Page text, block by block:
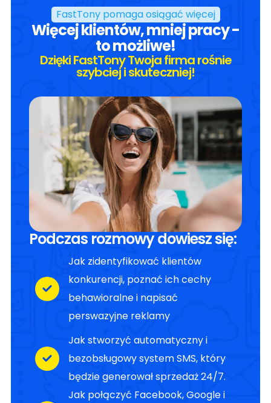
FastTony pomaga osiągać więcej
Więcej klientów, mniej pracy -
to możliwe!
Dzięki FastTony Twoja firma rośnie
szybciej i skuteczniej!
Podczas rozmowy dowiesz się:
Jak zidentyfikować klientów
konkurencji, poznać ich cechy
behawioralne i napisać
perswazyjne reklamy
Jak stworzyć automatyczny i
bezobsługowy system SMS, który
będzie generował sprzedaż 24/7.
Jak połączyć Facebook, Google i